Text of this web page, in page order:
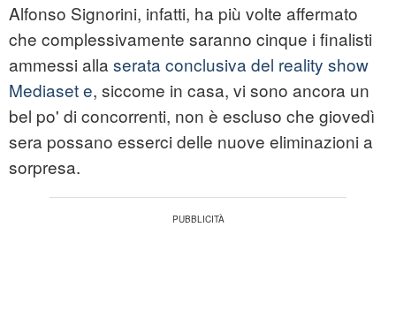
Alfonso Signorini, infatti, ha più volte affermato
che complessivamente saranno cinque i finalisti
ammessi alla serata conclusiva del reality show
Mediaset e, siccome in casa, vi sono ancora un
bel po' di concorrenti, non è escluso che giovedì
sera possano esserci delle nuove eliminazioni a
sorpresa.